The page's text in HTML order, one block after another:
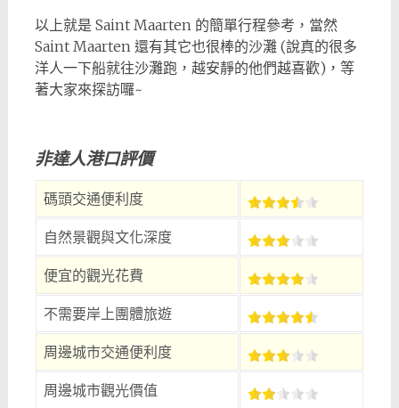
以上就是 Saint Maarten 的簡單行程參考，當然
Saint Maarten 還有其它也很棒的沙灘 (說真的很多
洋人一下船就往沙灘跑，越安靜的他們越喜歡)，等
著大家來探訪囉~
非達人港口評價
碼頭交通便利度
自然景觀與文化深度
便宜的觀光花費
不需要岸上團體旅遊
周邊城市交通便利度
周邊城市觀光價值